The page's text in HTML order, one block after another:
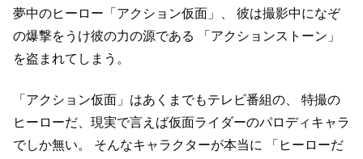
夢中のヒーロー「アクション仮面」、
彼は撮影中になぞ
の爆撃をうけ彼の力の源である
「アクションストーン」
を盗まれてしまう。
「アクション仮面」はあくまでもテレビ番組の、
特撮の
ヒーローだ、現実で言えば仮面ライダーのパロディキャラ
でしか無い。
そんなキャラクターが本当に
「ヒーローだ